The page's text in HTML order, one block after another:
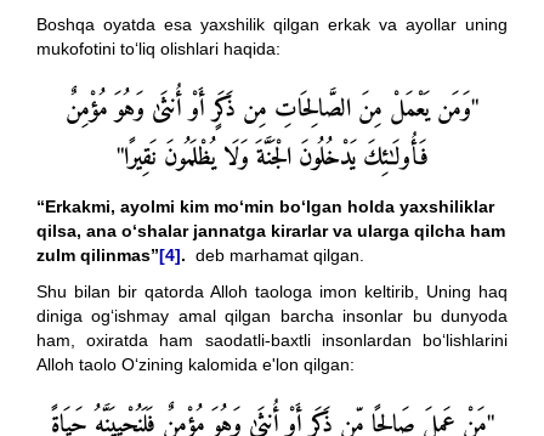
Boshqa oyatda esa yaxshilik qilgan erkak va ayollar uning
mukofotini to‘liq olishlari haqida:
"وَمَن يَعْمَلْ مِنَ الصَّالِحَاتِ مِن ذَكَرٍ أَوْ أُنثَىٰ وَهُوَ مُؤْمِنٌ
فَأُولَٰئِكَ يَدْخُلُونَ الْجَنَّةَ وَلَا يُظْلَمُونَ نَقِيرًا"
“Erkakmi, ayolmi kim mo‘min bo‘lgan holda yaxshiliklar
qilsa, ana o‘shalar jannatga kirarlar va ularga qilcha ham
zulm qilinmas”[4]. deb marhamat qilgan.
Shu bilan bir qatorda Alloh taologa imon keltirib, Uning haq
diniga og‘ishmay amal qilgan barcha insonlar bu dunyoda
ham, oxiratda ham saodatli-baxtli insonlardan bo‘lishlarini
Alloh taolo O‘zining kalomida e'lon qilgan:
"مَنْ عَمِلَ صَالِحًا مِّن ذَكَرٍ أَوْ أُنثَىٰ وَهُوَ مُؤْمِنٌ فَلَنُحْيِيَنَّهُ حَيَاةً